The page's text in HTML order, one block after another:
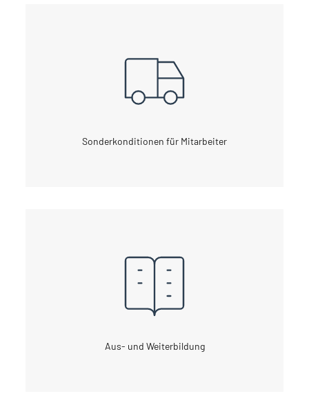
Sonderkonditionen für Mitarbeiter
Aus- und Weiterbildung